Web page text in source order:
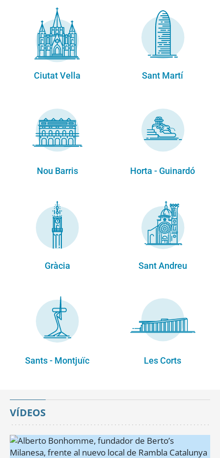
Ciutat Vella Sant Martí
Nou Barris Horta - Guinardó
Gràcia Sant Andreu
Sants - Montjuïc Les Corts
VÍDEOS